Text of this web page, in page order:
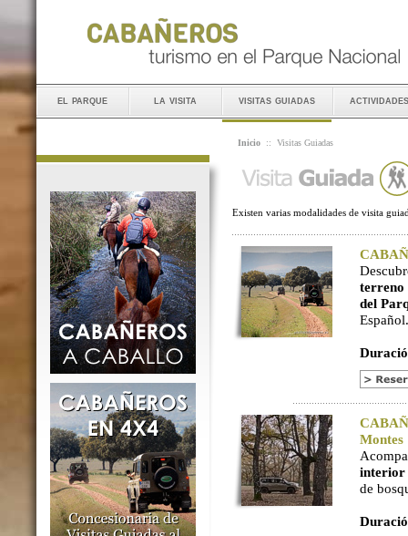
el parque la visita visitas guiadas actividades
Inicio :: Visitas Guiadas
Existen varias modalidades de visita
terreno
del
Español.
Montes
interior
de